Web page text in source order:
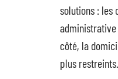
solutions : les
côté, la
plus restreints.